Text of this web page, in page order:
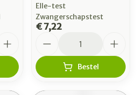
Elle-test
Zwangerschapstest
€ 7,22
Bestel